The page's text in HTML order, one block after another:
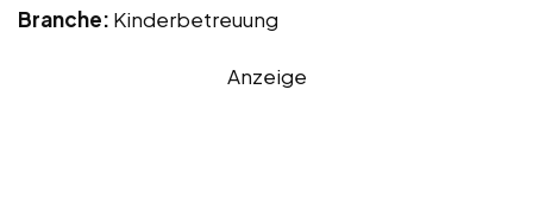
Branche: Kinderbetreuung
Anzeige